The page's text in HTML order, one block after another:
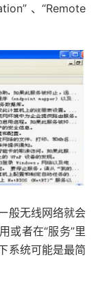
、“Remote
般无线网络就会
或者在“服务”里
系统可能是最简